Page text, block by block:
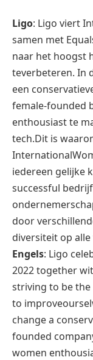
Ligo: Ligo viert
samen met
naar het hoogst
teverbeteren. In
een
female-founded
enthousiast te
tech.Dit is
iedereen gelijke
successful
door
diversiteit op
Engels: Ligo
2022 together
striving to be the
to
change a
founded
women